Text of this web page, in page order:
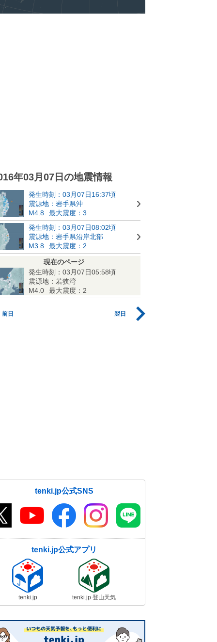
年03月07日の地震情報
発生時刻：03月07日16:37頃
震源地：岩手県沖
M4.8
最大震度：3
発生時刻：03月07日08:02頃
震源地：岩手県沿岸北部
M3.8
最大震度：2
現在のページ
発生時刻：03月07日05:58頃
震源地：若狭湾
M4.0
最大震度：2
前日 翌日
tenki.jp公式SNS
tenki.jp公式アプリ
tenki.jp tenki.jp 登山天気